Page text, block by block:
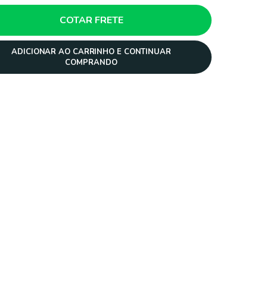
COTAR FRETE
ADICIONAR AO CARRINHO E CONTINUAR
COMPRANDO